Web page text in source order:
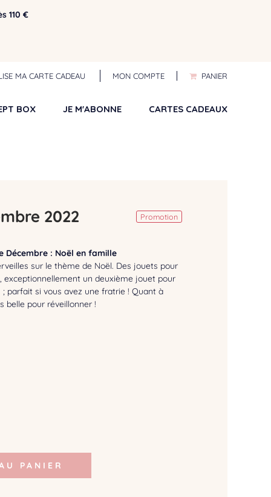
110 €
MA CARTE CADEAU MON COMPTE PANIER
BOX JE M'ABONNE CARTES CADEAUX
Promotion
2022
Décembre : Noël en famille
sur le thème de Noël. Des jouets pour
exceptionnellement un deuxième jouet pour
parfait si vous avez une fratrie ! Quant à
belle pour réveillonner !
PANIER